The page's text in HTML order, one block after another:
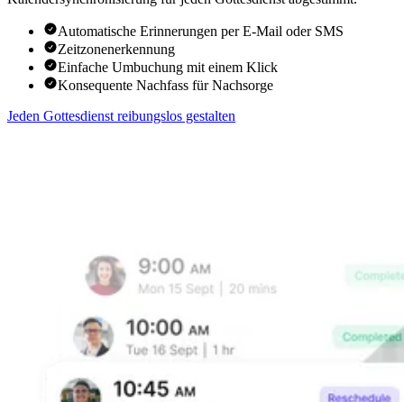
Automatische Erinnerungen per E-Mail oder SMS
Zeitzonenerkennung
Einfache Umbuchung mit einem Klick
Konsequente Nachfass für Nachsorge
Jeden Gottesdienst reibungslos gestalten